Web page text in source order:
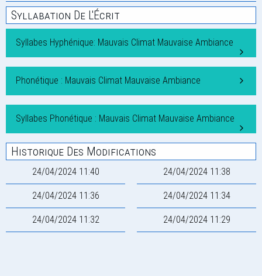
Syllabation De L'Écrit
Syllabes Hyphénique: Mauvais Climat Mauvaise Ambiance
Phonétique : Mauvais Climat Mauvaise Ambiance
Syllabes Phonétique : Mauvais Climat Mauvaise Ambiance
Historique Des Modifications
24/04/2024 11:40 24/04/2024 11:38
24/04/2024 11:36 24/04/2024 11:34
24/04/2024 11:32 24/04/2024 11:29